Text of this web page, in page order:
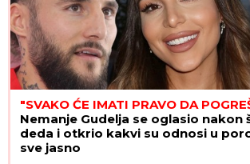
"SVAKO ĆE IMATI PRAVO DA
Nemanje Gudelja se oglasio nakon
deda i otkrio kakvi su odnosi u
sve jasno